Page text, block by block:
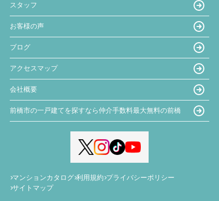
スタッフ
お客様の声
ブログ
アクセスマップ
会社概要
前橋市の一戸建てを探すなら仲介手数料最大無料の前橋
マンションカタログ 利用規約 プライバシーポリシー
サイトマップ